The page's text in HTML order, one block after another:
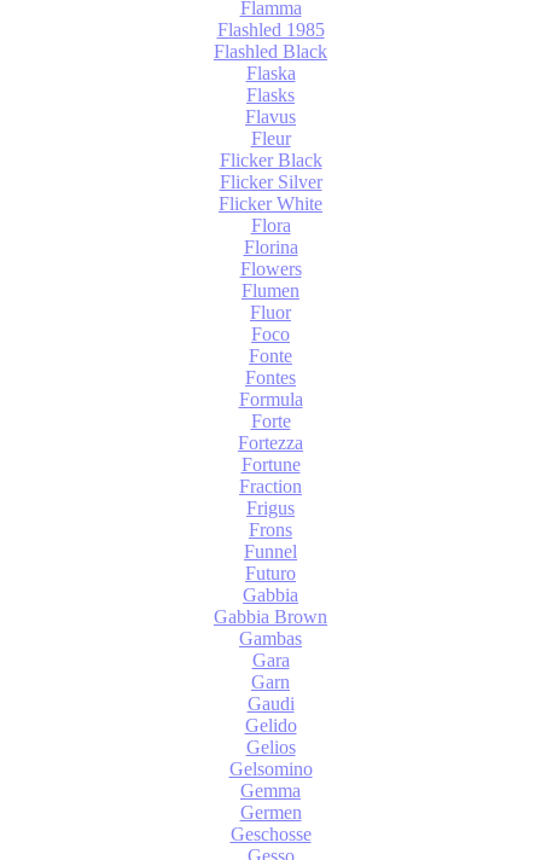
Flamma
Flashled 1985
Flashled Black
Flaska
Flasks
Flavus
Fleur
Flicker Black
Flicker Silver
Flicker White
Flora
Florina
Flowers
Flumen
Fluor
Foco
Fonte
Fontes
Formula
Forte
Fortezza
Fortune
Fraction
Frigus
Frons
Funnel
Futuro
Gabbia
Gabbia Brown
Gambas
Gara
Garn
Gaudi
Gelido
Gelios
Gelsomino
Gemma
Germen
Geschosse
Gesso